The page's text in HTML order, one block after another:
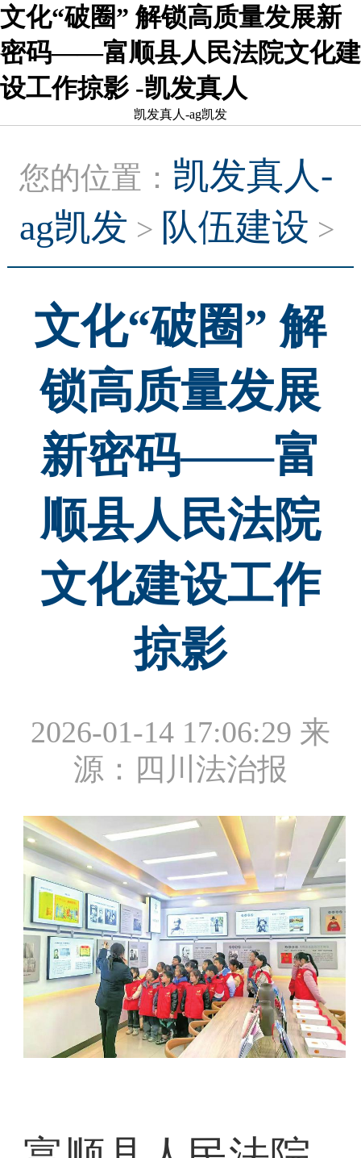
文化“破圈” 解锁高质量发展新
密码——富顺县人民法院文化建
设工作掠影 -凯发真人
凯发真人-ag凯发
您的位置： 凯发真人-
ag凯发 > 队伍建设 >
文化“破圈” 解
锁高质量发展
新密码——富
顺县人民法院
文化建设工作
掠影
2026-01-14 17:06:29 来
源：四川法治报